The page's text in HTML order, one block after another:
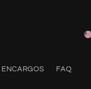
ENCARGOS FAQ